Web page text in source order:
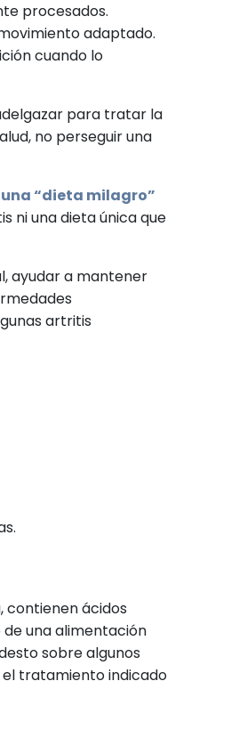
procesados.
adaptado.
cuando lo
para tratar la
no perseguir una
“dieta milagro”
ni una dieta única que
ayudar a mantener
artritis
contienen ácidos
una alimentación
sobre algunos
tratamiento indicado